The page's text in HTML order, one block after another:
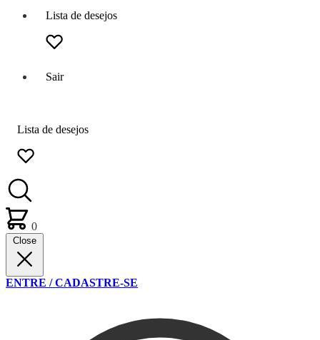
Lista de desejos
Sair
Lista de desejos
0
Close
ENTRE / CADASTRE-SE